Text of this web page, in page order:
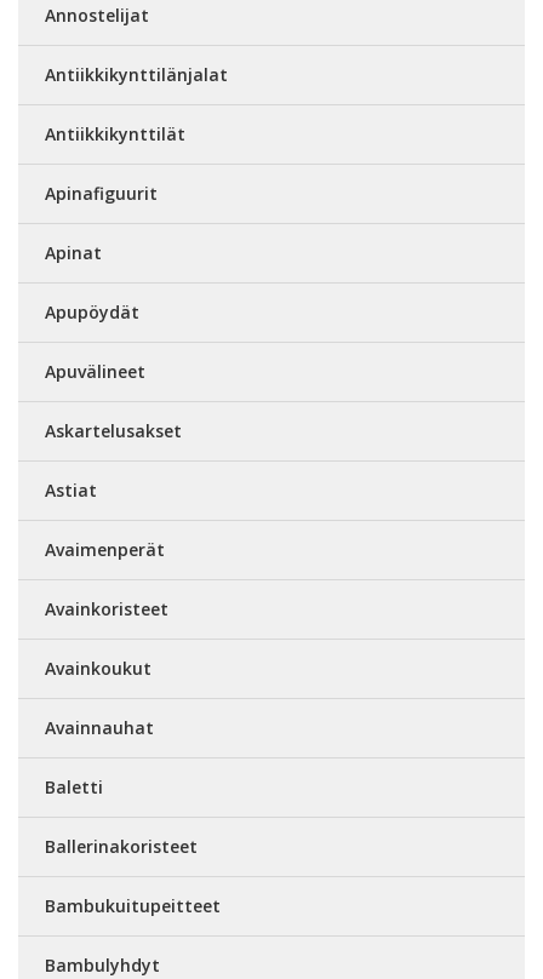
Annostelijat
Antiikkikynttilänjalat
Antiikkikynttilät
Apinafiguurit
Apinat
Apupöydät
Apuvälineet
Askartelusakset
Astiat
Avaimenperät
Avainkoristeet
Avainkoukut
Avainnauhat
Baletti
Ballerinakoristeet
Bambukuitupeitteet
Bambulyhdyt